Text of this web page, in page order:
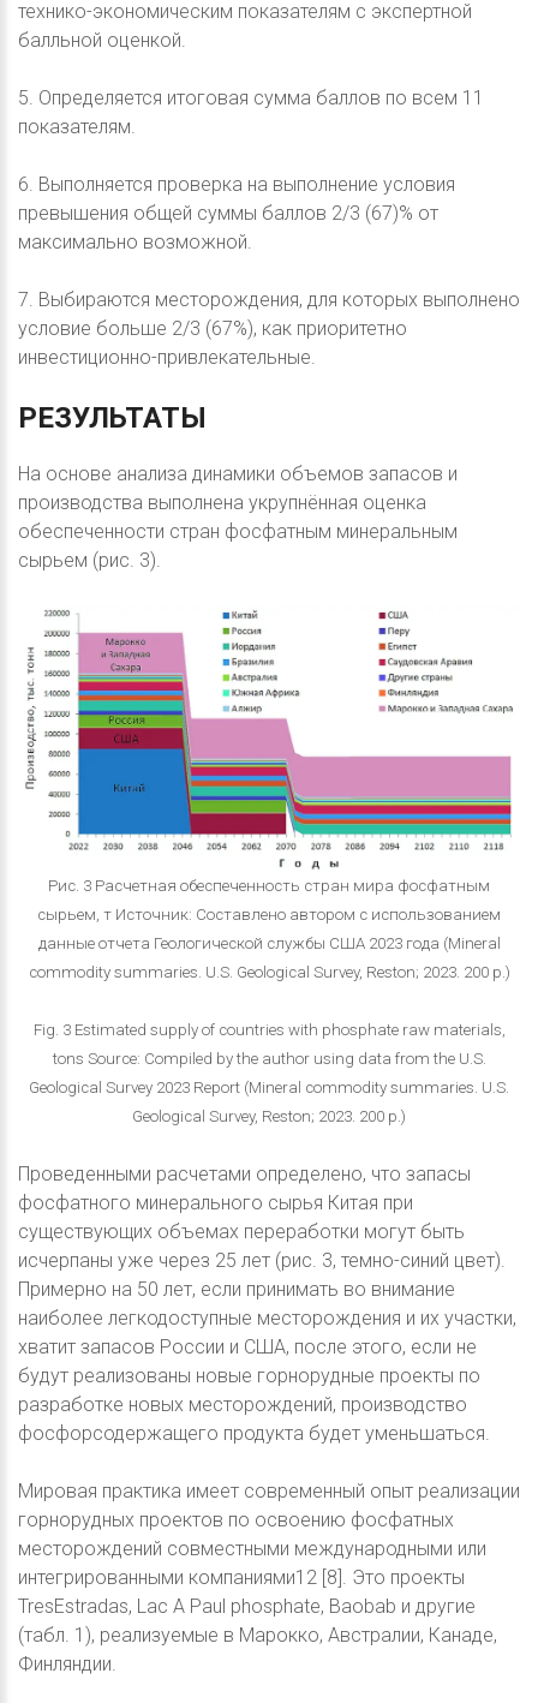
технико-экономическим показателям с экспертной
балльной оценкой.
5. Определяется итоговая сумма баллов по всем 11
показателям.
6. Выполняется проверка на выполнение условия
превышения общей суммы баллов 2/3 (67)% от
максимально возможной.
7. Выбираются месторождения, для которых выполнено
условие больше 2/3 (67%), как приоритетно
инвестиционно-привлекательные.
РЕЗУЛЬТАТЫ
На основе анализа динамики объемов запасов и
производства выполнена укрупнённая оценка
обеспеченности стран фосфатным минеральным
сырьем (рис. 3).
Рис. 3 Расчетная обеспеченность стран мира фосфатным
сырьем, т Источник: Составлено автором с использованием
данные отчета Геологической службы США 2023 года (Mineral
commodity summaries. U.S. Geological Survey, Reston; 2023. 200 р.)
Fig. 3 Estimated supply of countries with phosphate raw materials,
tons Source: Compiled by the author using data from the U.S.
Geological Survey 2023 Report (Mineral commodity summaries. U.S.
Geological Survey, Reston; 2023. 200 р.)
Проведенными расчетами определено, что запасы
фосфатного минерального сырья Китая при
существующих объемах переработки могут быть
исчерпаны уже через 25 лет (рис. 3, темно-синий цвет).
Примерно на 50 лет, если принимать во внимание
наиболее легкодоступные месторождения и их участки,
хватит запасов России и США, после этого, если не
будут реализованы новые горнорудные проекты по
разработке новых месторождений, производство
фосфорсодержащего продукта будет уменьшаться.
Мировая практика имеет современный опыт реализации
горнорудных проектов по освоению фосфатных
месторождений совместными международными или
интегрированными компаниями12 [8]. Это проекты
TresEstradas, Lac A Paul phosphate, Baobab и другие
(табл. 1), реализуемые в Марокко, Австралии, Канаде,
Финляндии.